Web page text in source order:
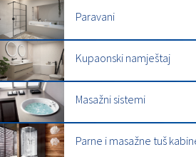
Paravani
Kupaonski namještaj
Masažni sistemi
Parne i masažne tuš